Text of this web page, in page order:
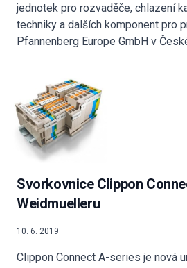
jednotek pro rozvaděče, chlazení
techniky a dalších komponent pro
Pfannenberg Europe GmbH v
Svorkovnice Clippon
Weidmuelleru
10. 6. 2019
Clippon Connect A-series je nová